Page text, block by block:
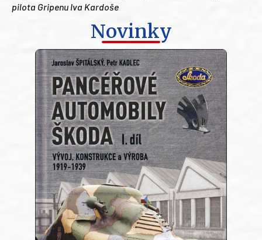
pilota Gripenu Iva Kardoše
Novinky